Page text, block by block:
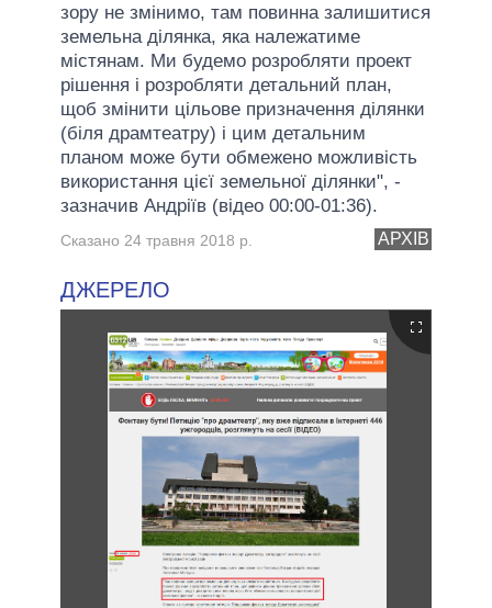
зору не змінимо, там повинна залишитися
земельна ділянка, яка належатиме
містянам. Ми будемо розробляти проект
рішення і розробляти детальний план,
щоб змінити цільове призначення ділянки
(біля драмтеатру) і цим детальним
планом може бути обмежено можливість
використання цієї земельної ділянки", -
зазначив Андріїв (відео 00:00-01:36).
АРХІВ
Сказано 24 травня 2018 р.
ДЖЕРЕЛО